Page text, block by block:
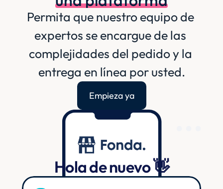
Permita que nuestro equipo de
expertos se encargue de las
complejidades del pedido y la
entrega en línea por usted.
Empieza ya
Hola de nuevo 👋